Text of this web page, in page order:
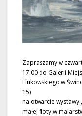
Zapraszamy w
17.00 do Galerii
Flukowskiego w
15)
na otwarcie wystawy
małej floty w